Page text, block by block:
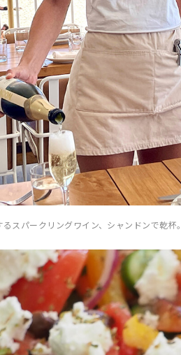
スパークリングワイン、シャンドンで乾杯。